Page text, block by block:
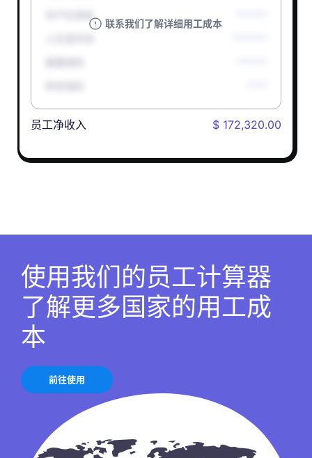
联系我们了解详细用工成本
孕产妇津贴
员工净收入 $ 172,320.00
使用我们的员工计算器
了解更多国家的用工成
本
前往使用